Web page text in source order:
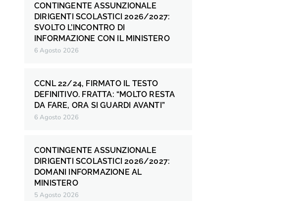
CONTINGENTE ASSUNZIONALE
DIRIGENTI SCOLASTICI 2026/2027:
SVOLTO L’INCONTRO DI
INFORMAZIONE CON IL MINISTERO
6 Agosto 2026
CCNL 22/24, FIRMATO IL TESTO
DEFINITIVO. FRATTA: “MOLTO RESTA
DA FARE, ORA SI GUARDI AVANTI”
6 Agosto 2026
CONTINGENTE ASSUNZIONALE
DIRIGENTI SCOLASTICI 2026/2027:
DOMANI INFORMAZIONE AL
MINISTERO
5 Agosto 2026